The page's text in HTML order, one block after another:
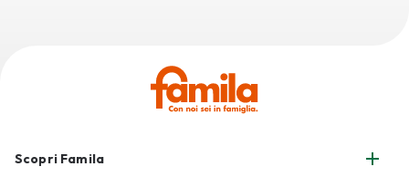
Scopri Famila